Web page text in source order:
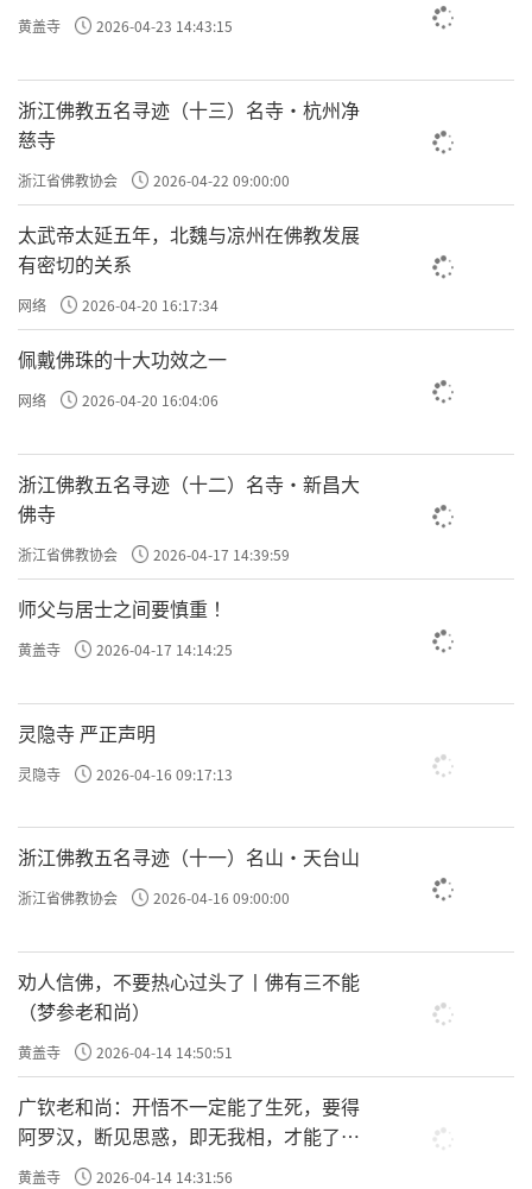
黄盖寺 2026-04-23 14:43:15
浙江佛教五名寻迹（十三）名寺·杭州净
慈寺
浙江省佛教协会 2026-04-22 09:00:00
太武帝太延五年，北魏与凉州在佛教发展
有密切的关系
网络 2026-04-20 16:17:34
佩戴佛珠的十大功效之一
网络 2026-04-20 16:04:06
浙江佛教五名寻迹（十二）名寺·新昌大
佛寺
浙江省佛教协会 2026-04-17 14:39:59
师父与居士之间要慎重 ！
黄盖寺 2026-04-17 14:14:25
灵隐寺 严正声明
灵隐寺 2026-04-16 09:17:13
浙江佛教五名寻迹（十一）名山·天台山
浙江省佛教协会 2026-04-16 09:00:00
劝人信佛，不要热心过头了丨佛有三不能
（梦参老和尚）
黄盖寺 2026-04-14 14:50:51
广钦老和尚：开悟不一定能了生死，要得
阿罗汉，断见思惑，即无我相，才能了生
死
黄盖寺 2026-04-14 14:31:56